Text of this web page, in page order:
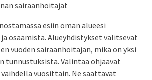
sairaanhoitajat
esiin oman alueesi
osaamista. Alueyhdistykset valitsevat
vuoden sairaanhoitajan, mikä on yksi
tunnustuksista. Valintaa ohjaavat
vuosittain. Ne saattavat